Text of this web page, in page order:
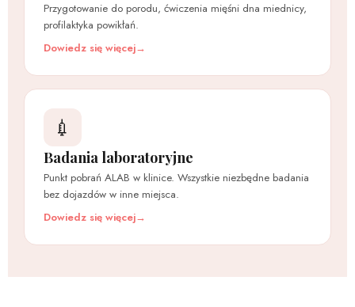
Przygotowanie do porodu, ćwiczenia mięśni dna miednicy,
profilaktyka powikłań.
Dowiedz się więcej
💉
Badania laboratoryjne
Punkt pobrań ALAB w klinice. Wszystkie niezbędne badania
bez dojazdów w inne miejsca.
Dowiedz się więcej